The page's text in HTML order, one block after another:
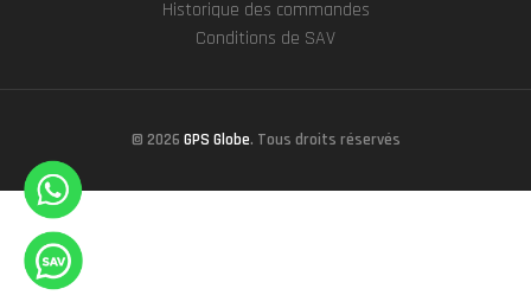
Historique des commandes
Conditions de SAV
© 2026 GPS Globe. Tous droits réservés